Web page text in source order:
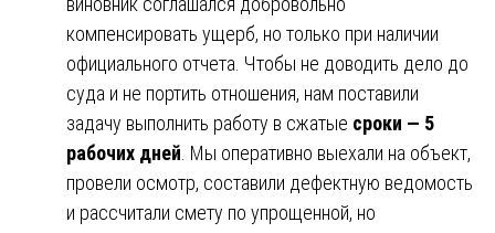
компенсировать ущерб, но только при наличии
официального отчета. Чтобы не доводить дело до
суда и не портить отношения, нам поставили
задачу выполнить работу в сжатые сроки — 5
рабочих дней . Мы оперативно выехали на объект,
провели осмотр, составили дефектную ведомость
и рассчитали смету по упрощенной, но